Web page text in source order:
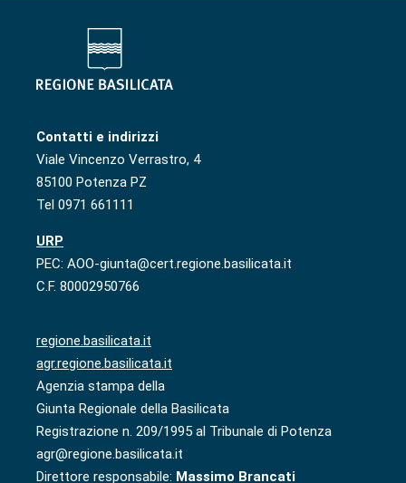
Contatti e indirizzi
Viale Vincenzo Verrastro, 4
85100 Potenza PZ
Tel 0971 661111
URP
PEC: AOO-giunta@cert.regione.basilicata.it
C.F. 80002950766
regione.basilicata.it
agr.regione.basilicata.it
Agenzia stampa della
Giunta Regionale della Basilicata
Registrazione n. 209/1995 al Tribunale di Potenza
agr@regione.basilicata.it
Direttore responsabile: Massimo Brancati